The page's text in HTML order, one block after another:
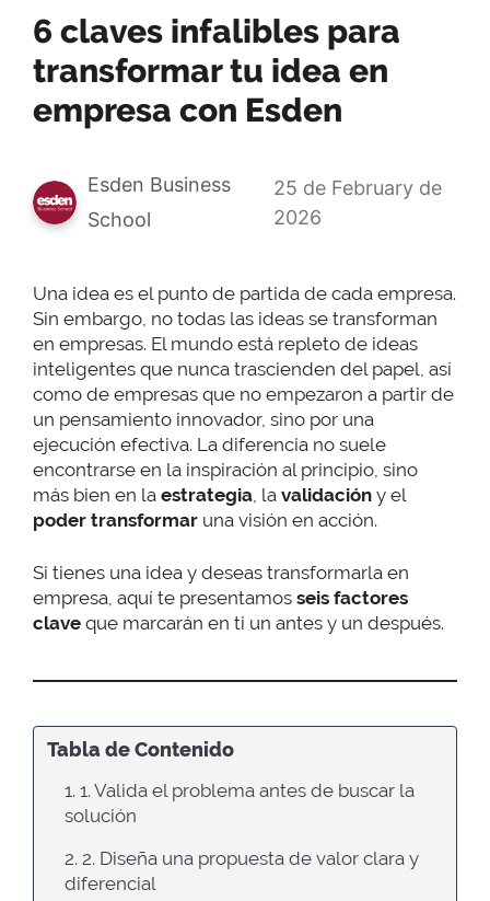
6 claves infalibles para
transformar tu idea en
empresa con Esden
Esden Business
School
25 de February de
2026
Una idea es el punto de partida de cada empresa.
Sin embargo, no todas las ideas se transforman
en empresas. El mundo está repleto de ideas
inteligentes que nunca trascienden del papel, así
como de empresas que no empezaron a partir de
un pensamiento innovador, sino por una
ejecución efectiva. La diferencia no suele
encontrarse en la inspiración al principio, sino
más bien en la estrategia , la validación y el
poder transformar una visión en acción.
Si tienes una idea y deseas transformarla en
empresa, aquí te presentamos seis factores
clave que marcarán en ti un antes y un después.
Tabla de Contenido
1. 1. Valida el problema antes de buscar la
solución
2. 2. Diseña una propuesta de valor clara y
diferencial